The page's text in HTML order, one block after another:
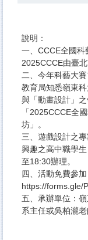
說明：
一、CCCE全國科
2025CCCE由臺
二、今年科藝大
教育局知悉嶺東
與「動畫設計」
「2025CCCE全
坊」。
三、遊戲設計之
興趣之高中職學
至18:30辦理。
四、活動免費參
https://forms.gle/
五、承辦單位：
系主任或吳柏瀧